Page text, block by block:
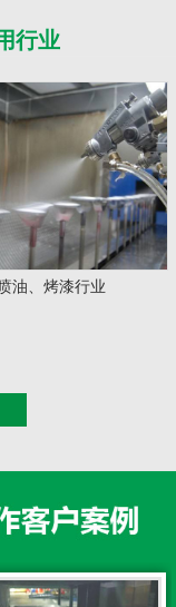
行业
镀、电泳行业